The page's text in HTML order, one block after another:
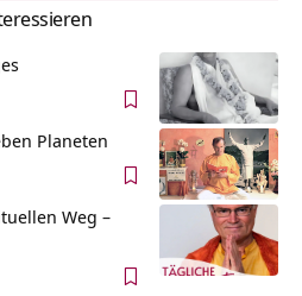
Planeten
Weg –